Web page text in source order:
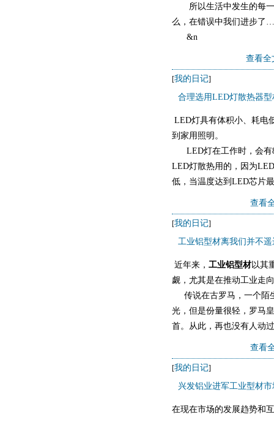
所以生活中发生的每一
么，在错误中我们进步
&n
查看全
[我的日记]
合理选用LED灯散热器
LED灯具有体积小、耗电
到家用照明。
LED灯在工作时，会有
LED灯散热用的，因为
低，当温度达到LED芯片
关系，所以LED灯散热器对
查看
[我的日记]
工业铝型材离我们并不遥
近年来， 工业铝型材以其
觑，尤其是在推动工业走
传说在古罗马，一个陌
光，但是份量很轻，罗马
首。从此，再也没有人动
查看
[我的日记]
兴发铝业进军工业型材
在现在市场的发展趋势和